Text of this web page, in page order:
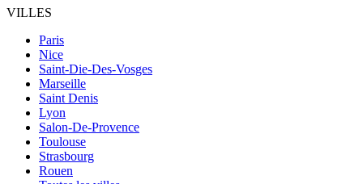
VILLES
Paris
Nice
Saint-Die-Des-Vosges
Marseille
Saint Denis
Lyon
Salon-De-Provence
Toulouse
Strasbourg
Rouen